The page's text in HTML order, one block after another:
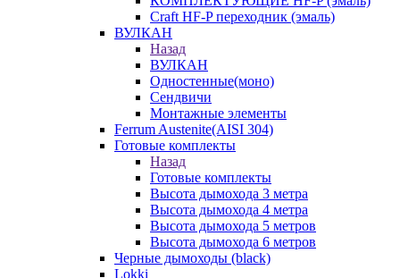
Craft HF-P переходник (эмаль)
ВУЛКАН
Назад
ВУЛКАН
Одностенные(моно)
Сендвичи
Монтажные элементы
Ferrum Austenite(AISI 304)
Готовые комплекты
Назад
Готовые комплекты
Высота дымохода 3 метра
Высота дымохода 4 метра
Высота дымохода 5 метров
Высота дымохода 6 метров
Черные дымоходы (black)
Lokki